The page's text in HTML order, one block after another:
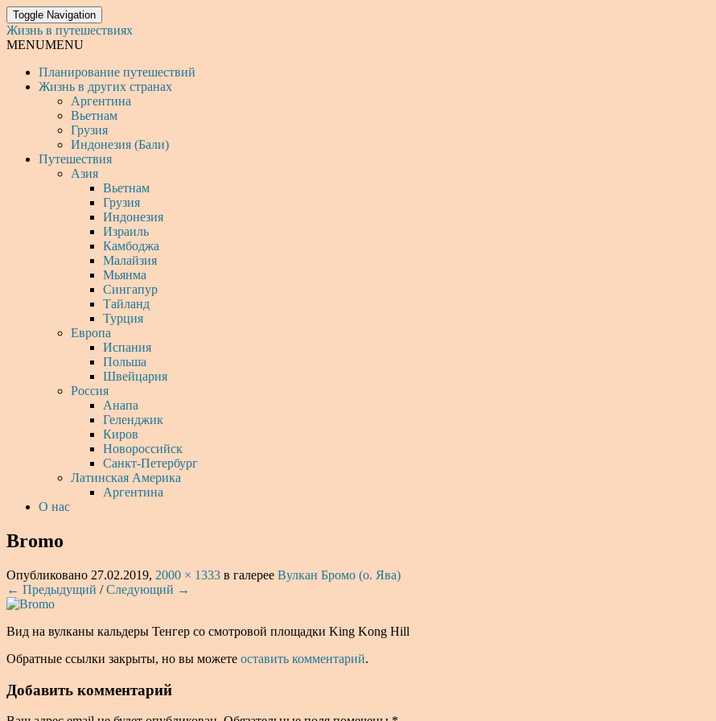
Toggle Navigation
Жизнь в путешествиях
MENUMENU
Планирование путешествий
Жизнь в других странах
Аргентина
Вьетнам
Грузия
Индонезия (Бали)
Путешествия
Азия
Вьетнам
Грузия
Индонезия
Израиль
Камбоджа
Малайзия
Мьянма
Сингапур
Тайланд
Турция
Европа
Испания
Польша
Швейцария
Россия
Анапа
Геленджик
Киров
Новороссийск
Санкт-Петербург
Латинская Америка
Аргентина
О нас
Bromo
Опубликовано 27.02.2019, 2000 × 1333 в галерее Вулкан Бромо (о. Ява)
← Предыдущий /Следующий →
Вид на вулканы кальдеры Тенгер со смотровой площадки King Kong Hill
Обратные ссылки закрыты, но вы можете оставить комментарий.
Добавить комментарий